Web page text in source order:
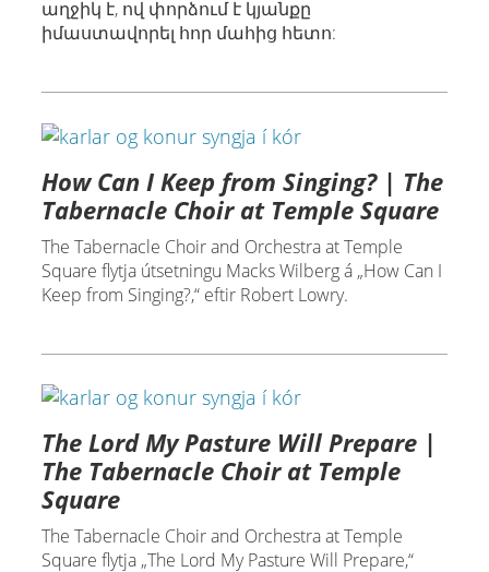
աղջիկ է, ով փորձում է կյանքը
իմաստավորել հոր մահից հետո:
How Can I Keep from Singing? | The
Tabernacle Choir at Temple Square
The Tabernacle Choir and Orchestra at Temple
Square flytja útsetningu Macks Wilberg á „How Can I
Keep from Singing?,“ eftir Robert Lowry.
The Lord My Pasture Will Prepare |
The Tabernacle Choir at Temple
Square
The Tabernacle Choir and Orchestra at Temple
Square flytja „The Lord My Pasture Will Prepare,“